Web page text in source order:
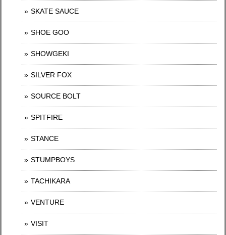
SKATE SAUCE
SHOE GOO
SHOWGEKI
SILVER FOX
SOURCE BOLT
SPITFIRE
STANCE
STUMPBOYS
TACHIKARA
VENTURE
VISIT